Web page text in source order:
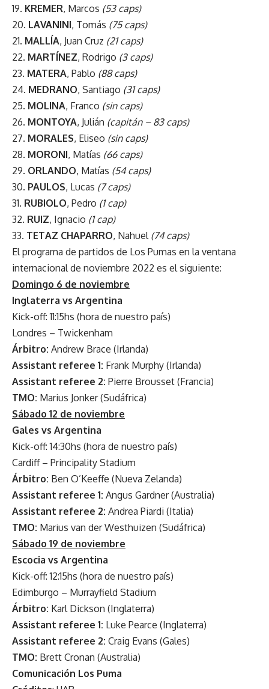
19. KREMER, Marcos (53 caps)
20. LAVANINI, Tomás (75 caps)
21. MALLÍA, Juan Cruz (21 caps)
22. MARTÍNEZ, Rodrigo (3 caps)
23. MATERA, Pablo (88 caps)
24. MEDRANO, Santiago (31 caps)
25. MOLINA, Franco (sin caps)
26. MONTOYA, Julián (capitán – 83 caps)
27. MORALES, Eliseo (sin caps)
28. MORONI, Matías (66 caps)
29. ORLANDO, Matías (54 caps)
30. PAULOS, Lucas (7 caps)
31. RUBIOLO, Pedro (1 cap)
32. RUIZ, Ignacio (1 cap)
33. TETAZ CHAPARRO, Nahuel (74 caps)
El programa de partidos de Los Pumas en la ventana
internacional de noviembre 2022 es el siguiente:
Domingo 6 de noviembre
Inglaterra vs Argentina
Kick-off: 11:15hs (hora de nuestro país)
Londres – Twickenham
Árbitro: Andrew Brace (Irlanda)
Assistant referee 1: Frank Murphy (Irlanda)
Assistant referee 2: Pierre Brousset (Francia)
TMO: Marius Jonker (Sudáfrica)
Sábado 12 de noviembre
Gales vs Argentina
Kick-off: 14:30hs (hora de nuestro país)
Cardiff – Principality Stadium
Árbitro: Ben O’Keeffe (Nueva Zelanda)
Assistant referee 1: Angus Gardner (Australia)
Assistant referee 2: Andrea Piardi (Italia)
TMO: Marius van der Westhuizen (Sudáfrica)
Sábado 19 de noviembre
Escocia vs Argentina
Kick-off: 12:15hs (hora de nuestro país)
Edimburgo – Murrayfield Stadium
Árbitro: Karl Dickson (Inglaterra)
Assistant referee 1: Luke Pearce (Inglaterra)
Assistant referee 2: Craig Evans (Gales)
TMO: Brett Cronan (Australia)
Comunicación Los Puma